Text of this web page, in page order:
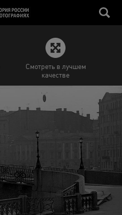
Смотреть в лучшем
качестве